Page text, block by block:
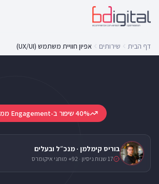
דף הבית שירותים אפיון חוויית משתמש (UX/UI)
40% שיפור ב-Engagement ממוצע
בוריס קימלמן · מנכ״ל ובעלים
17 שנות ניסיון · 92+ מותגי איקומרס